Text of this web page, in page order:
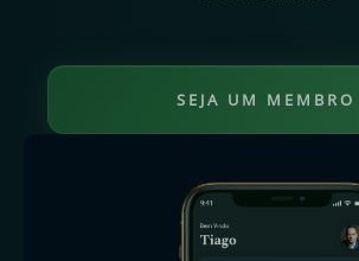
SEJA UM MEMBRO